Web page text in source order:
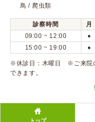
Calooペットとは？
口コミ投稿
鳥 / 爬虫類
診察時間 月
09:00 ~ 12:00
●
15:00 ~ 19:00 ●
※休診日：木曜日 ※ご来院
できます。
トップ